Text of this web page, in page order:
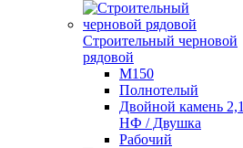
Строительный черновой
рядовой
М150
Полнотелый
Двойной камень 2,1
НФ / Двушка
Рабочий